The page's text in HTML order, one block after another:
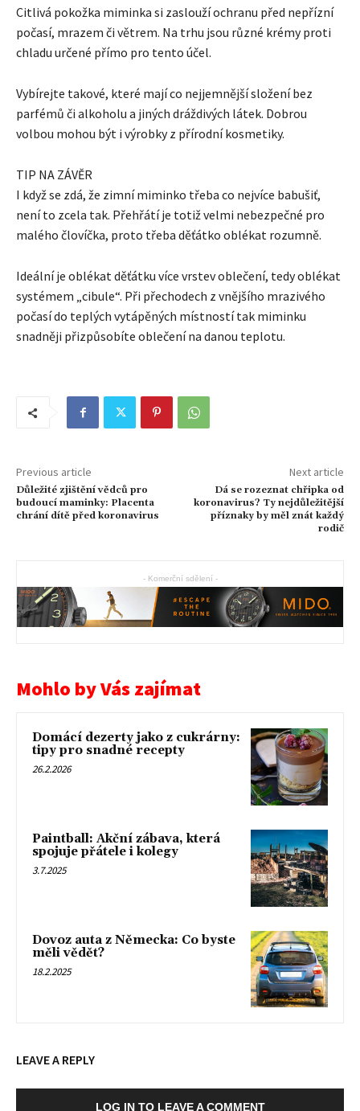
Citlivá pokožka miminka si zaslouží ochranu před nepřízní
počasí, mrazem či větrem. Na trhu jsou různé krémy proti
chladu určené přímo pro tento účel.
Vybírejte takové, které mají co nejjemnější složení bez
parfémů či alkoholu a jiných dráždivých látek. Dobrou
volbou mohou být i výrobky z přírodní kosmetiky.
TIP NA ZÁVĚR
I když se zdá, že zimní miminko třeba co nejvíce babušiť,
není to zcela tak. Přehřátí je totiž velmi nebezpečné pro
malého človíčka, proto třeba děťátko oblékat rozumně.
Ideální je oblékat děťátku více vrstev oblečení, tedy oblékat
systémem „cibule“. Při přechodech z vnějšího mrazivého
počasí do teplých vytápěných místností tak miminku
snadněji přizpůsobíte oblečení na danou teplotu.
Previous article
Důležité zjištění vědců pro
budoucí maminky: Placenta
chrání dítě před koronavirus
Next article
Dá se rozeznat chřipka od
koronavirus? Ty nejdůležitější
příznaky by měl znát každý
rodič
- Komerční sdělení -
Mohlo by Vás zajímat
Domácí dezerty jako z cukrárny:
tipy pro snadné recepty
26.2.2026
Paintball: Akční zábava, která
spojuje přátele i kolegy
3.7.2025
Dovoz auta z Německa: Co byste
měli vědět?
18.2.2025
LEAVE A REPLY
LOG IN TO LEAVE A COMMENT